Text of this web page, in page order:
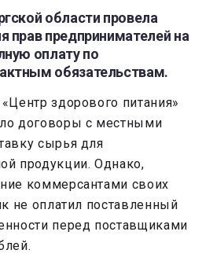
области провела
прав предпринимателей на
оплату по
обязательствам.
здорового питания»
договоры с местными
сырья для
продукции. Однако,
коммерсантами своих
не оплатил поставленный
перед поставщиками